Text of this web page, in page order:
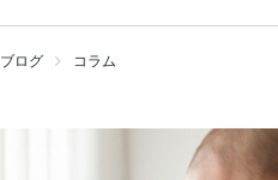
ブログ コラム